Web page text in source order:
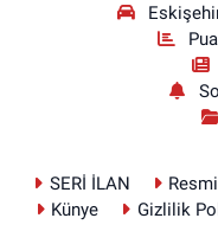
SERİ İLAN
Künye
Gizlilik